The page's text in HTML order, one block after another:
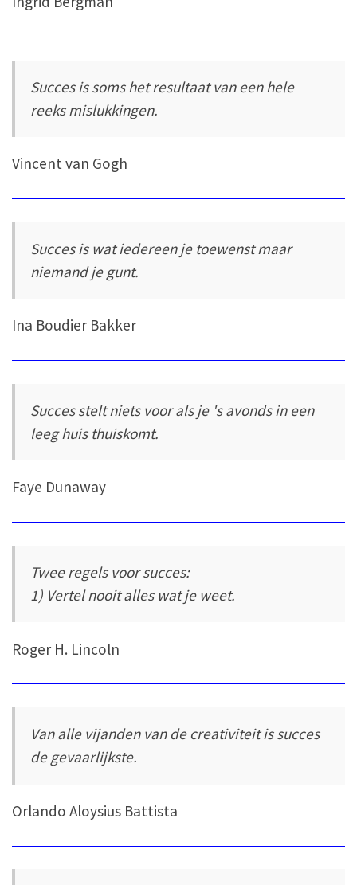
Succes is soms het resultaat van een hele
reeks mislukkingen.
Vincent van Gogh
Succes is wat iedereen je toewenst maar
niemand je gunt.
Ina Boudier Bakker
Succes stelt niets voor als je 's avonds in een
leeg huis thuiskomt.
Faye Dunaway
Twee regels voor succes:
1) Vertel nooit alles wat je weet.
Roger H. Lincoln
Van alle vijanden van de creativiteit is succes
de gevaarlijkste.
Orlando Aloysius Battista